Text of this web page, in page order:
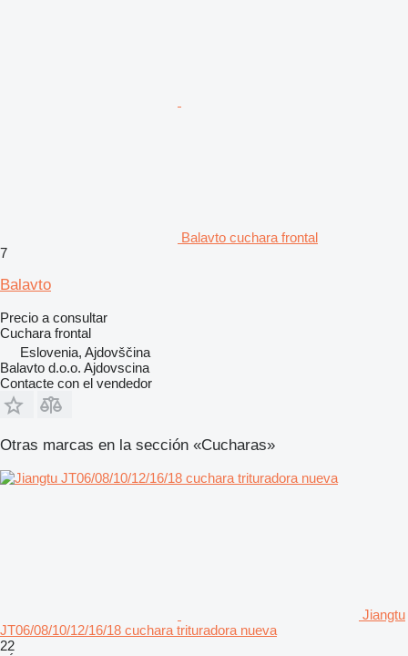
Balavto cuchara frontal
7
Balavto
Precio a consultar
Cuchara frontal
Eslovenia, Ajdovščina
Balavto d.o.o. Ajdovscina
Contacte con el vendedor
Otras marcas en la sección «Cucharas»
Jiangtu
JT06/08/10/12/16/18 cuchara trituradora nueva
22